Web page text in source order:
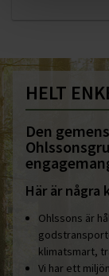
HELT
Den
Här är några
Ohlssons är
klimatsmart,
Vi har ett